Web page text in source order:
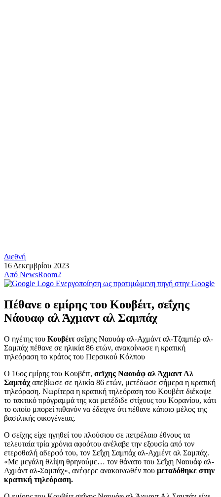
Διεθνή
16 Δεκεμβρίου 2023
Από NewsRoom2
Ενεργοποίηση ως προτιμώμενη πηγή στην Google
Πέθανε ο εμίρης του Κουβέιτ, σεΐχης
Νάουαφ αλ Άχμαντ αλ Σαμπάχ
Ο ηγέτης του Κουβέιτσεΐχης Ναουάφ αλ-Αχμάντ αλ-Τζαμπέρ αλ-
Σαμπάχ πέθανε σε ηλικία 86 ετών, ανακοίνωσε η κρατική
τηλεόραση το κράτος του Περσικού Κόλπου
Ο 16ος εμίρης του Κουβέιτ, σεϊχης Ναουάφ αλ Άχμαντ Αλ
Σαμπάχαπεβίωσε σε ηλικία 86 ετών, μετέδωσε σήμερα η κρατική
τηλεόραση. Νωρίτερα η κρατική τηλεόραση του Κουβέιτ διέκοψε
το τακτικό πρόγραμμά της και μετέδιδε στίχους του Κορανίου, κάτι
το οποίο μπορεί πιθανόν να έδειχνε ότι πέθανε κάποιο μέλος της
βασιλικής οικογένειας.
Ο σεΐχης είχε ηγηθεί του πλούσιου σε πετρέλαιο έθνους τα
τελευταία τρία χρόνια αφοότου ανέλαβε την εξουσία από τον
ετεροθαλή αδερφό του, τον Σεΐχη Σαμπάχ αλ-Αχμέντ αλ Σαμπάχ.
«Με μεγάλη θλίψη θρηνούμε… τον θάνατο του Σεΐχη Ναουάφ αλ-
Αχμάντ αλ-Σαμπάχ», ανέφερε ανακοινωθέν που μεταδόθηκε στην
κρατική τηλεόραση.